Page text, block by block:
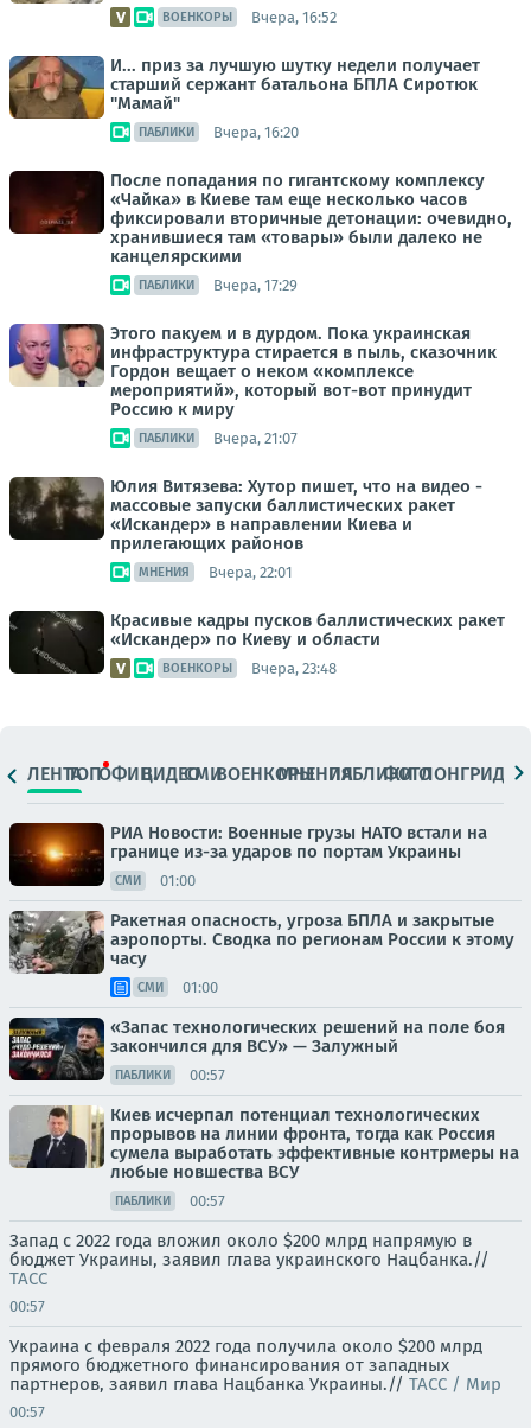
ВОЕНКОРЫ Вчера, 16:52
И... приз за лучшую шутку недели получает
старший сержант батальона БПЛА Сиротюк
"Мамай"
ПАБЛИКИ Вчера, 16:20
После попадания по гигантскому комплексу
«Чайка» в Киеве там еще несколько часов
фиксировали вторичные детонации: очевидно,
хранившиеся там «товары» были далеко не
канцелярскими
ПАБЛИКИ Вчера, 17:29
Этого пакуем и в дурдом. Пока украинская
инфраструктура стирается в пыль, сказочник
Гордон вещает о неком «комплексе
мероприятий», который вот-вот принудит
Россию к миру
ПАБЛИКИ Вчера, 21:07
Юлия Витязева: Хутор пишет, что на видео -
массовые запуски баллистических ракет
«Искандер» в направлении Киева и
прилегающих районов
МНЕНИЯ Вчера, 22:01
Красивые кадры пусков баллистических ракет
«Искандер» по Киеву и области
ВОЕНКОРЫ Вчера, 23:48
ЛЕНТАТОПОФИЦ.ВИДЕОСМИВОЕНКОРЫМНЕНИЯПАБЛИКИ
ФОТОЛОНГРИДЫ
РИА Новости: Военные грузы НАТО встали на
границе из-за ударов по портам Украины
СМИ 01:00
Ракетная опасность, угроза БПЛА и закрытые
аэропорты. Сводка по регионам России к этому
часу
СМИ 01:00
«Запас технологических решений на поле боя
закончился для ВСУ» — Залужный
ПАБЛИКИ 00:57
Киев исчерпал потенциал технологических
прорывов на линии фронта, тогда как Россия
сумела выработать эффективные контрмеры на
любые новшества ВСУ
ПАБЛИКИ 00:57
Запад с 2022 года вложил около $200 млрд напрямую в
бюджет Украины, заявил глава украинского Нацбанка.//
ТАСС
00:57
Украина с февраля 2022 года получила около $200 млрд
прямого бюджетного финансирования от западных
партнеров, заявил глава Нацбанка Украины.// ТАСС / Мир
00:57